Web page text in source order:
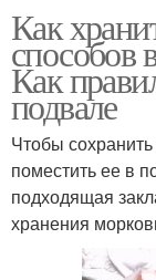
Как
способов
Как
подвале
Чтобы
поместить ее в
подходящая
хранения